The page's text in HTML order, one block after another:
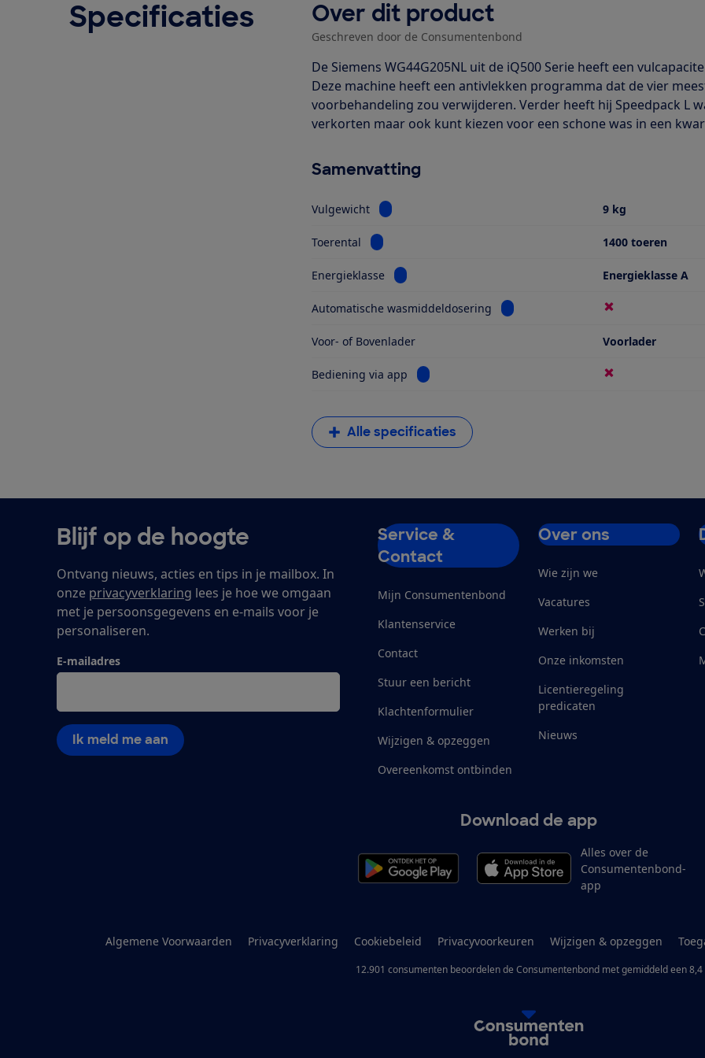
Specificaties Over dit product
Geschreven door de Consumentenbond
De Siemens WG44G205NL uit de iQ500 Serie heeft een
Deze machine heeft een antivlekken programma dat de vier
voorbehandeling zou verwijderen. Verder heeft hij Speedpack L
verkorten maar ook kunt kiezen voor een schone was in een
Samenvatting
Vulgewicht Bekijk informatie voor Vulgewicht 9 kg
Toerental Bekijk informatie voor Toerental 1400 toeren
Energieklasse Bekijk informatie voor Energieklasse Energieklasse A
Automatische wasmiddeldosering Bekijk informatie voor Automatische
Voor- of Bovenlader Voorlader
Bediening via app Bekijk informatie voor Bediening via app
Alle specificaties
Blijf op de hoogte
Ontvang nieuws, acties en tips in je mailbox. In
onze privacyverklaring lees je hoe we omgaan
met je persoonsgegevens en e-mails voor je
personaliseren.
E-mailadres
Ik meld me aan
Service &
Contact
Mijn Consumentenbond
Klantenservice
Contact
Stuur een bericht
Klachtenformulier
Wijzigen & opzeggen
Overeenkomst ontbinden
Over ons
Wie zijn we
Vacatures
Werken bij
Onze inkomsten
Licentieregeling
predicaten
Nieuws
Download de app
Alles over de
Consumentenbond-
app
Algemene Voorwaarden Privacyverklaring Cookiebeleid Privacyvoorkeuren Wijzigen & opzeggen
12.901 consumenten beoordelen de Consumentenbondmet gemiddeld een 8,4